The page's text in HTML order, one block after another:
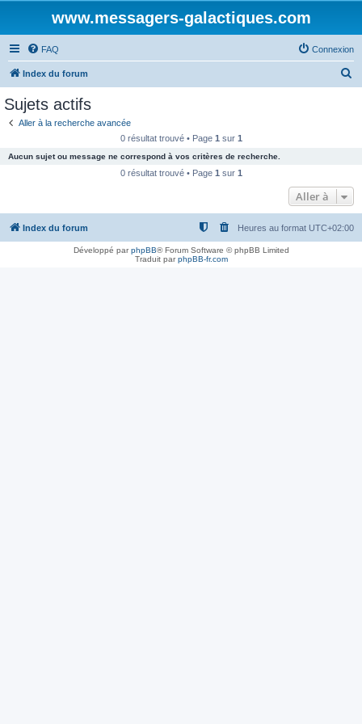
www.messagers-galactiques.com
FAQ Connexion
Index du forum
c
e
Sujets actifs
Aller à la recherche avancée
0 résultat trouvé • Page 1 sur 1
Aucun sujet ou message ne correspond à vos critères de recherche.
0 résultat trouvé • Page 1 sur 1
Aller à
Index du forum Heures au format UTC+02:00
Développé parphpBB® Forum Software © phpBB Limited
Traduit parphpBB-fr.com